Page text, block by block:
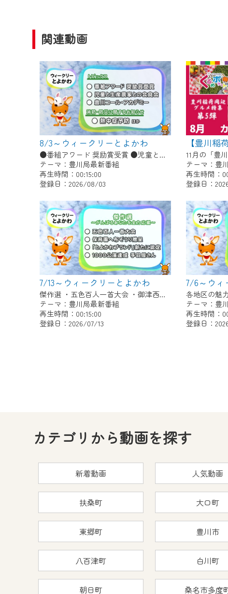
関連動画
8/3～ウィークリーとよかわ
●番組アワード 奨励賞受賞 ●児童と生産農家との会食会 ●豊川コール・アカデミー ●消防・防災に関するお知らせ「熱中症予防」ほか
テーマ：豊川局最新番組
再生時間：00:15:00
登録日：2026/08/03
テーマ：豊
再生時間：
登録日：
7/13～ウィークリーとよかわ
傑作選 ・五色百人一首大会 ・御津西部保育園へ布ぞうり贈呈 ・「とよかわブランド」新たに認定 ・1000公演達成 新豊町の手品屋さん
テーマ：豊川局最新番組
再生時間：00:15:00
登録日：2026/07/13
7/6～ウィ
テーマ：豊
再生時間：
登録日：
カテゴリから動画を探す
新着動画 人気動画
扶桑町 大口町
東郷町 豊川市
八百津町 白川町
朝日町 桑名市多度